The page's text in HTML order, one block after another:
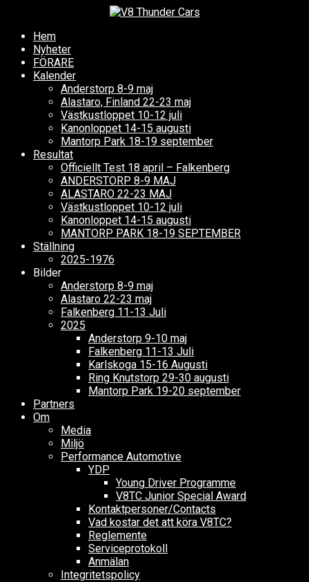
Hem
Nyheter
FÖRARE
Kalender
Anderstorp 8-9 maj
Alastaro, Finland 22-23 maj
Västkustloppet 10-12 juli
Kanonloppet 14-15 augusti
Mantorp Park 18-19 september
Resultat
Officiellt Test 18 april – Falkenberg
ANDERSTORP 8-9 MAJ
ALASTARO 22-23 MAJ
Västkustloppet 10-12 juli
Kanonloppet 14-15 augusti
MANTORP PARK 18-19 SEPTEMBER
Ställning
2025-1976
Bilder
Anderstorp 8-9 maj
Alastaro 22-23 maj
Falkenberg 11-13 Juli
2025
Anderstorp 9-10 maj
Falkenberg 11-13 Juli
Karlskoga 15-16 Augusti
Ring Knutstorp 29-30 augusti
Mantorp Park 19-20 september
Partners
Om
Media
Miljö
Performance Automotive
YDP
Young Driver Programme
V8TC Junior Special Award
Kontaktpersoner/Contacts
Vad kostar det att köra V8TC?
Reglemente
Serviceprotokoll
Anmälan
Integritetspolicy